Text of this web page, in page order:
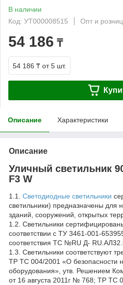
В наличии
Код: УТ000008515
Опт и
54 186 ₸
54 186 ₸ от 5 шт.
Описание Характеристики
Описание
Уличный светильник
F3 W
1.1. Светодиодные светильники
светильники) предназначены для
зданий, сооружений, открытых
1.2. Светильники
соответствии с ТУ 3461-001-
соответствия ТС №RU Д-
1.3. Светильники соответствуют
ТР ТС 004/2001 «О безопасности
оборудования», утв. Решением
от 16 августа 2011г № 768; ТР ТС